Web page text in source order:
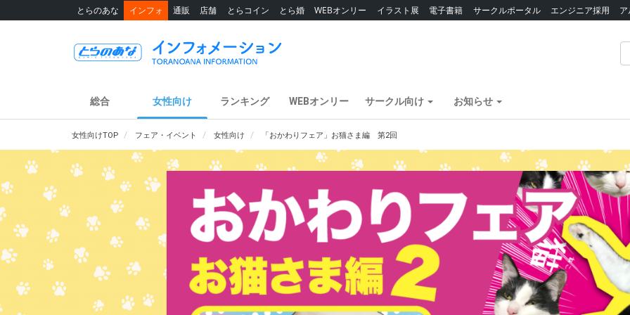
とらのあな インフォ 通販 店舗 とらコイン とら婚 WEBオンリー イラスト展 電子書籍 サークルポータル エンジニア採用
総合 女性向け ランキング WEBオンリー サークル向け お知らせ
女性向けTOP フェア・イベント 女性向け 「おかわりフェア」お猫さま編 第2回